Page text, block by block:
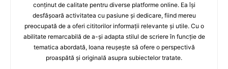
conținut de calitate pentru diverse platforme online. Ea își
desfășoară activitatea cu pasiune și dedicare, fiind mereu
preocupată de a oferi cititorilor informații relevante și utile. Cu o
abilitate remarcabilă de a-și adapta stilul de scriere în funcție de
tematica abordată, Ioana reușește să ofere o perspectivă
proaspătă și originală asupra subiectelor tratate.